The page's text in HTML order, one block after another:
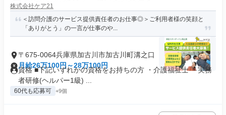
株式会社ケア21
＜訪問介護のサービス提供責任者のお仕事◎＞ご利用者様の笑顔と
「ありがとう」の一言が仕事のや...
〒675-0064兵庫県加古川市加古川町溝之口
月給26万100円～28万100円
資格 ■下記いずれかの資格をお持ちの方 ・介護福祉士 ・実務
者研修(ヘルパー1級) ...
60代も応募可 +9個